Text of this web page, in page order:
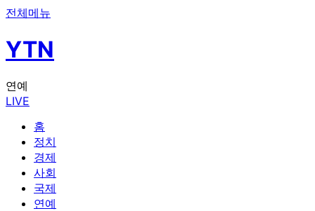
전체메뉴
YTN
연예
LIVE
홈
정치
경제
사회
국제
연예